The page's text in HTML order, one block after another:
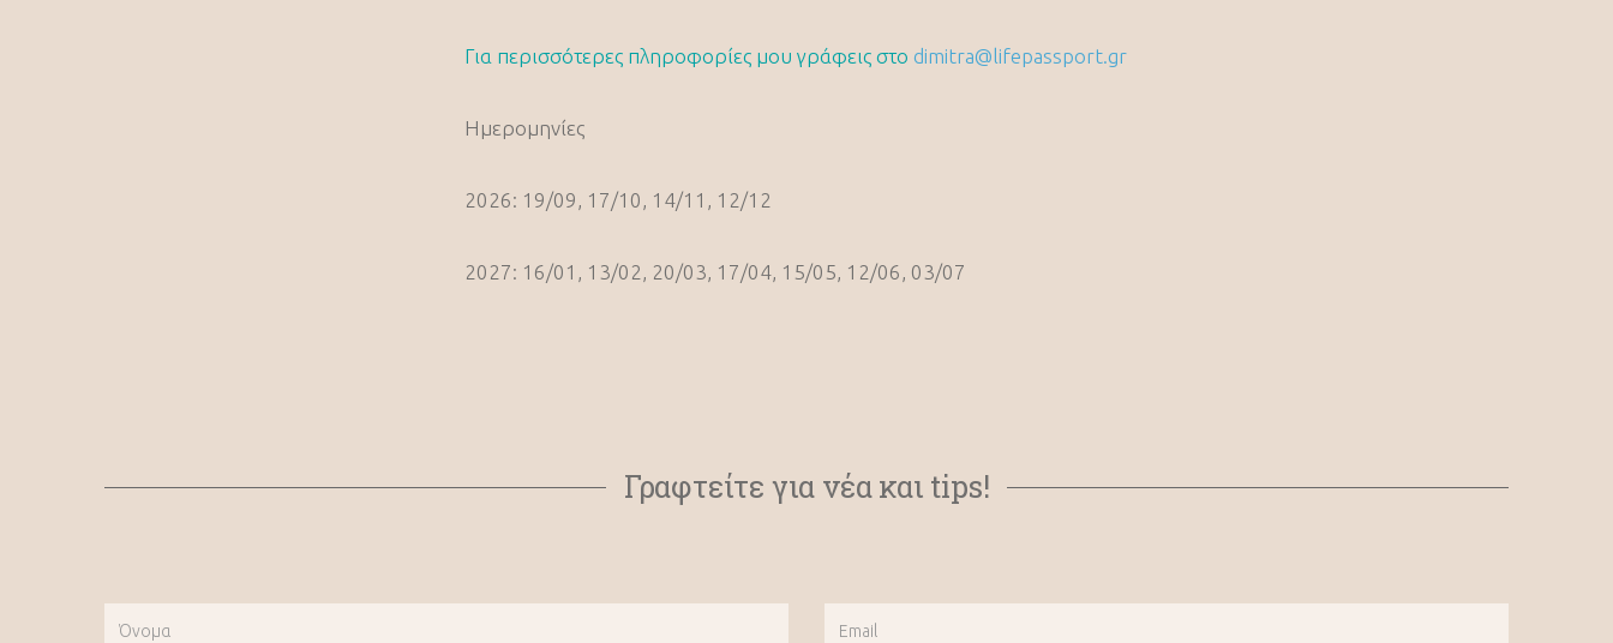
Για περισσότερες πληροφορίες μου γράφεις στο dimitra@lifepassport.gr
Ημερομηνίες
2026: 19/09, 17/10, 14/11, 12/12
2027: 16/01, 13/02, 20/03, 17/04, 15/05, 12/06, 03/07
Γραφτείτε για νέα και tips!